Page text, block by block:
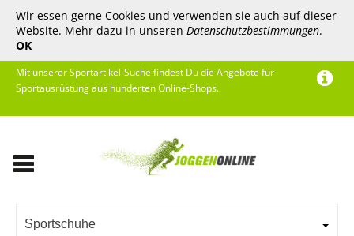
Wir essen gerne Cookies und verwenden sie auch auf dieser
Website. Mehr dazu in unseren Datenschutzbestimmungen.
OK
Mit unserer Sportartikel-Suche findest Du die Angebote für
Sportausrüstung aus hunderten Online-Shops.
Sportschuhe